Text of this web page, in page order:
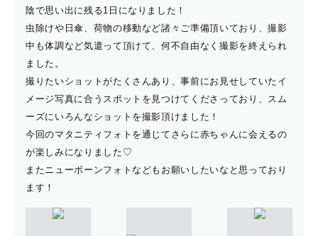
陰で思い出に残る1日になりました！
虫除けや日傘、荷物の移動など諸々ご準備頂いており、撮影
中も体調など気遣って頂けて、何不自由なく撮影を終えられ
ました。
撮りたいショットがたくさんあり、事前にお見せしていたイ
メージ写真に合うスポットを見つけてくださっており、スム
ーズにいろんなショットを撮影頂けました！
今回のマタニティフォトを通じてさらに赤ちゃんに会えるの
が楽しみになりました♡
またニューボーンフォトなどもお願いしたいなと思っており
ます！